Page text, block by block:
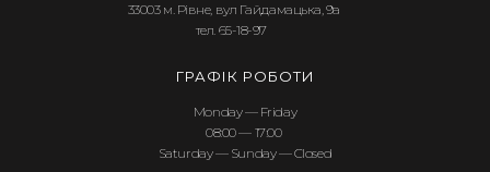
33003 м. Рівне, вул Гайдамацька, 9а
тел. 65-18-97
ГРАФІК РОБОТИ
Monday — Friday
08:00 — 17:00
Saturday — Sunday — Closed